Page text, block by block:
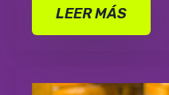
LEER MÁS